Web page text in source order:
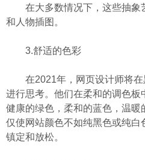
在大多数情况下，这些抽象
和人物插图。
3.舒适的色彩
在2021年，网页设计师将在
进行思考。他们在柔和的调色板
健康的绿色，柔和的蓝色，温暖
仅使网站颜色不如纯黑色或纯白
镇定和放松。